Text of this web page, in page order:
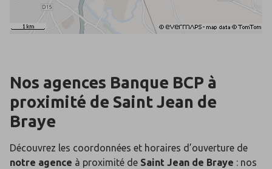
Nos agences Banque BCP à
proximité de Saint Jean de
Braye
Découvrez les coordonnées et horaires d’ouverture de
notre agence à proximité de Saint Jean de Braye : nos